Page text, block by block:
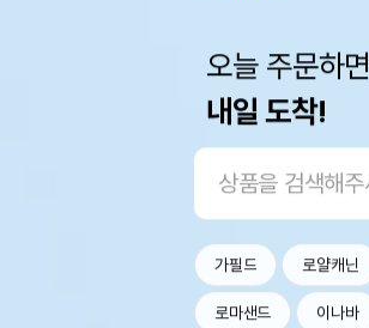
오늘 주문하면
내일 도착!
가필드 로얄캐닌
로마샌드 이나바